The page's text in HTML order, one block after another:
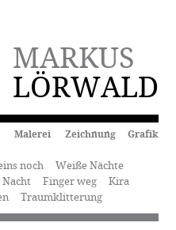
MARKUS
LÖRWALD
Malerei Zeichnung Grafik
noch
Weiße Nächte
Finger weg
Kira
Traumklitterung